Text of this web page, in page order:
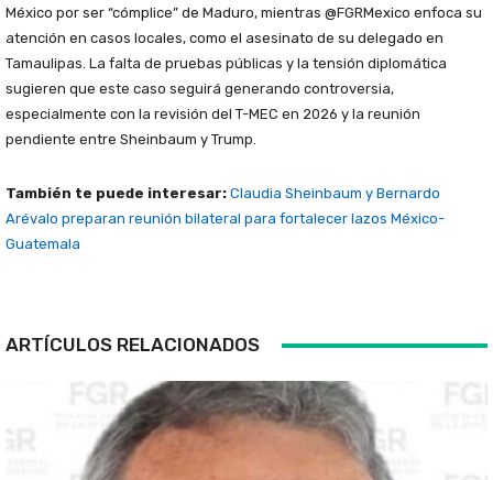
México por ser “cómplice” de Maduro, mientras @FGRMexico enfoca su
atención en casos locales, como el asesinato de su delegado en
Tamaulipas. La falta de pruebas públicas y la tensión diplomática
sugieren que este caso seguirá generando controversia,
especialmente con la revisión del T-MEC en 2026 y la reunión
pendiente entre Sheinbaum y Trump.
También te puede interesar: Claudia Sheinbaum y Bernardo
Arévalo preparan reunión bilateral para fortalecer lazos México-
Guatemala
ARTÍCULOS RELACIONADOS